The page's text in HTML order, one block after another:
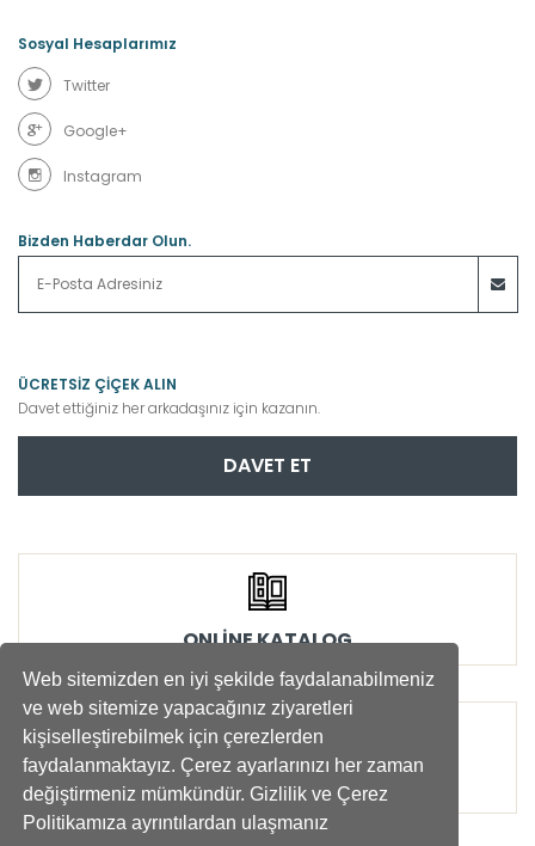
Web sitemizden en iyi şekilde faydalanabilmeniz
ve web sitemize yapacağınız ziyaretleri
kişiselleştirebilmek için çerezlerden
faydalanmaktayız. Çerez ayarlarınızı her zaman
değiştirmeniz mümkündür. Gizlilik ve Çerez
Politikamıza ayrıntılardan ulaşmanız
Sosyal Hesaplarımız
Twitter
Google+
Instagram
Bizden Haberdar Olun.
ÜCRETSİZ ÇİÇEK ALIN
Davet ettiğiniz her arkadaşınız için kazanın.
DAVET ET
ONLİNE KATALOG
SOSYAL SORUMLULUK